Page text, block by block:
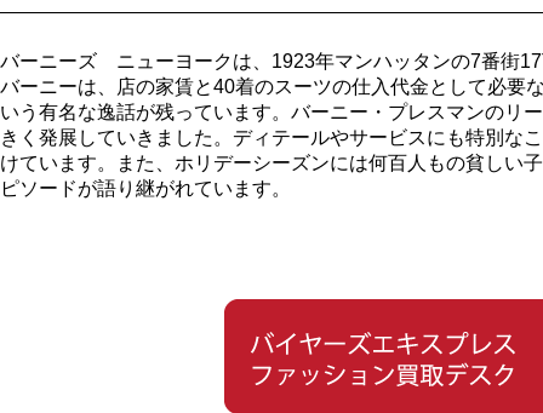
バーニーズ ニューヨークは、1923年マンハッタンの7番街
バーニーは、店の家賃と40着のスーツの仕入代金として必要
いう有名な逸話が残っています。バーニー・プレスマンのリ
きく発展していきました。ディテールやサービスにも特別な
けています。また、ホリデーシーズンには何百人もの貧しい
ピソードが語り継がれています。